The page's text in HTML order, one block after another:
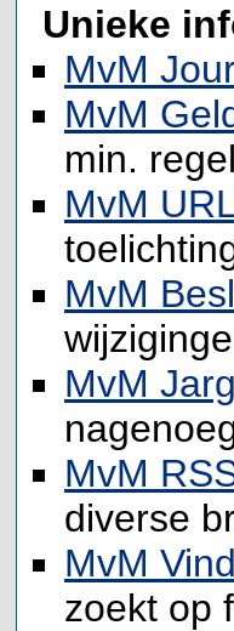
Unieke
MvM
MvM
min.
MvM
MvM
MvM
MvM
diverse
MvM
zoekt op